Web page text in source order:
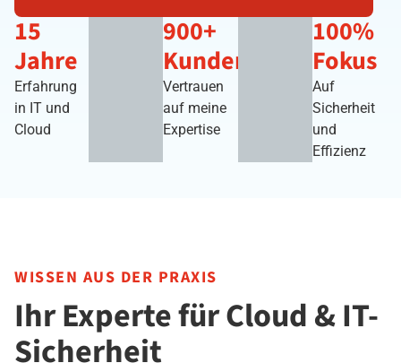
15
Jahre
Erfahrung
in IT und
Cloud
900+
Kunden
Vertrauen
auf meine
Expertise
100%
Fokus
Auf
Sicherheit
und
Effizienz
WISSEN AUS DER PRAXIS
Ihr Experte für Cloud & IT-
Sicherheit